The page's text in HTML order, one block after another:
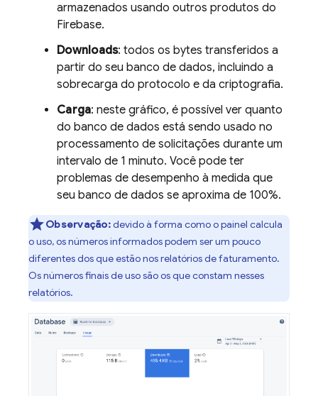
armazenados usando outros produtos do
Firebase.
Downloads: todos os bytes transferidos a
partir do seu banco de dados, incluindo a
sobrecarga do protocolo e da criptografia.
Carga: neste gráfico, é possível ver quanto
do banco de dados está sendo usado no
processamento de solicitações durante um
intervalo de 1 minuto. Você pode ter
problemas de desempenho à medida que
seu banco de dados se aproxima de 100%.
Observação:devido à forma como o painel calcula
o uso, os números informados podem ser um pouco
diferentes dos que estão nos relatórios de faturamento.
Os números finais de uso são os que constam nesses
relatórios.